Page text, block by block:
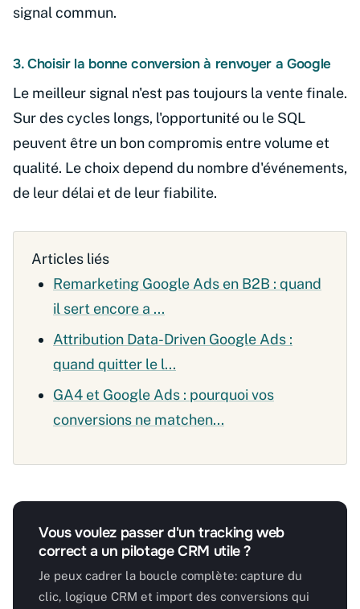
signal commun.
3. Choisir la bonne conversion à renvoyer a Google
Le meilleur signal n'est pas toujours la vente finale.
Sur des cycles longs, l'opportunité ou le SQL
peuvent être un bon compromis entre volume et
qualité. Le choix depend du nombre d'événements,
de leur délai et de leur fiabilite.
Articles liés
Remarketing Google Ads en B2B : quand
il sert encore a ...
Attribution Data-Driven Google Ads :
quand quitter le l...
GA4 et Google Ads : pourquoi vos
conversions ne matchen...
Vous voulez passer d'un tracking web
correct a un pilotage CRM utile ?
Je peux cadrer la boucle complète: capture du
clic, logique CRM et import des conversions qui